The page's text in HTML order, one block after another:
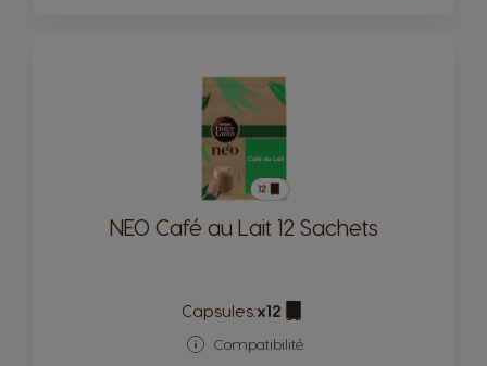
NEO Café au Lait 12 Sachets
Capsules:x12
Compatibilité